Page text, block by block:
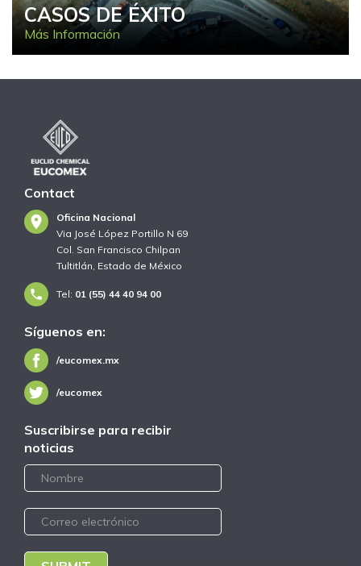
CASOS DE ÉXITO
Más Información
Contact
Oficina Nacional
Via José López Portillo N 69
Col. San Francisco Chilpan
Tultitlán, Estado de México
Tel: 01 (55) 44 40 94 00
Síguenos en:
/eucomex.mx
/eucomex
Suscribirse para recibir
noticias